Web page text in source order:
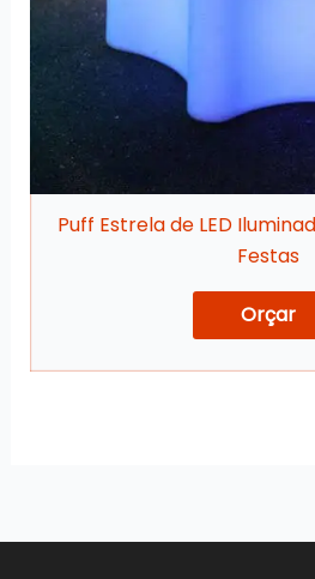
Puff Estrela de LED
Festas
Orçar